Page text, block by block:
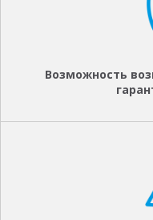
Возможность